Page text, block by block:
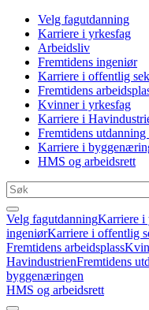
Velg fagutdanning
Karriere i yrkesfag
Arbeidsliv
Fremtidens ingeniør
Karriere i offentlig
Fremtidens
Kvinner i yrkesfag
Karriere i
Fremtidens
Karriere i
HMS og arbeidsrett
Velg fagutdanningKarriere i
ingeniørKarriere i offentlig
Fremtidens arbeidsplass
HavindustrienFremtidens
byggenæringen
HMS og arbeidsrett